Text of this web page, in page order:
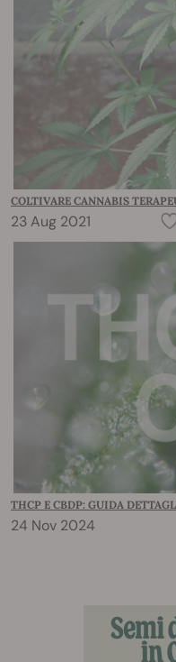
COLTIVARE CANNABIS
23 Aug 2021
THCP E CBDP: GUIDA
24 Nov 2024